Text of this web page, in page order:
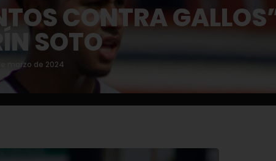
CONTRA
SOTO
marzo de 2024